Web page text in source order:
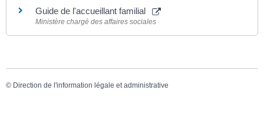
Guide de l'accueillant familial
Ministère chargé des affaires sociales
© Direction de l'information légale et administrative